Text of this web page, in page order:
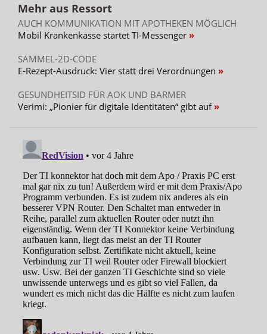
Mehr aus Ressort
AUCH KOMMUNIKATION MIT APOTHEKEN MÖGLICH
Mobil Krankenkasse startet TI-Messenger
SAMMEL-2D-CODE
E-Rezept-Ausdruck: Vier statt drei Verordnungen
GESUNDHEITSID FÜR AOK UND BARMER
Verimi: „Pionier für digitale Identitäten“ gibt auf